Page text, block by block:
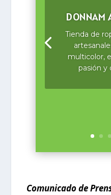
DONNAM
Tienda de
multicolor,
pasión y
Comunicado de